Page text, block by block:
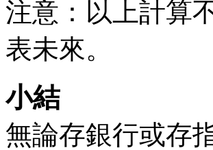
注意：以上計算
表未來。
小結
無論存銀行或存